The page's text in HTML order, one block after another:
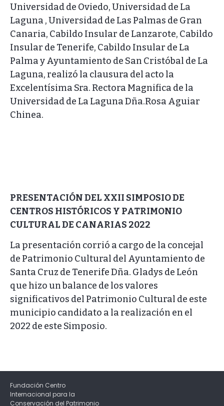
Universidad de Oviedo, Universidad de La
Laguna , Universidad de Las Palmas de Gran
Canaria, Cabildo Insular de Lanzarote, Cabildo
Insular de Tenerife, Cabildo Insular de La
Palma y Ayuntamiento de San Cristóbal de La
Laguna, realizó la clausura del acto la
Excelentísima Sra. Rectora Magnifica de la
Universidad de La Laguna Dña.Rosa Aguiar
Chinea.
PRESENTACIÓN DEL XXII SIMPOSIO DE
CENTROS HISTÓRICOS Y PATRIMONIO
CULTURAL DE CANARIAS 2022
La presentación corrió a cargo de la concejal
de Patrimonio Cultural del Ayuntamiento de
Santa Cruz de Tenerife Dña. Gladys de León
que hizo un balance de los valores
significativos del Patrimonio Cultural de este
municipio candidato a la realización en el
2022 de este Simposio.
Fundación Centro
Internacional para la
Conservación del Patrimonio